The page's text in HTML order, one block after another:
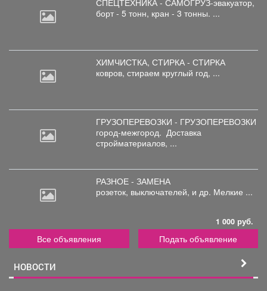
СПЕЦТЕХНИКА - САМОГРУЗ-эвакуатор,
борт - 5 тонн, кран - 3 тонны. ...
ХИМЧИСТКА, СТИРКА - СТИРКА
ковров, стираем круглый год, ...
ГРУЗОПЕРЕВОЗКИ - ГРУЗОПЕРЕВОЗКИ
город-межгород. Доставка
стройматериалов, ...
РАЗНОЕ - ЗАМЕНА
розеток, выключателей, и др. Мелкие ...
1 000 руб.
Все объявления Подать объявление
НОВОСТИ